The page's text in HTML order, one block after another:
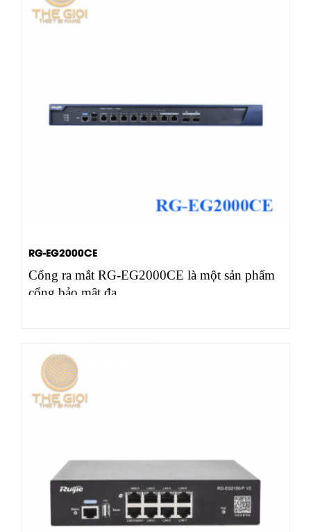
RG-EG2000CE
Cổng ra mắt RG-EG2000CE là một sản phẩm
cổng bảo mật đa…